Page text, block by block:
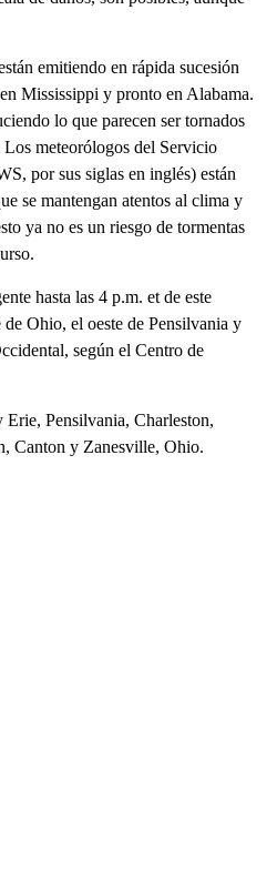
emitiendo en rápida sucesión
Mississippi y pronto en Alabama.
lo que parecen ser tornados
meteorólogos del Servicio
por sus siglas en inglés) están
se mantengan atentos al clima y
ya no es un riesgo de tormentas
hasta las 4 p.m. et de este
Ohio, el oeste de Pensilvania y
según el Centro de
Pensilvania, Charleston,
Canton y Zanesville, Ohio.